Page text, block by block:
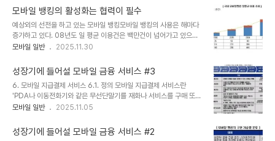
모바일 뱅킹의 활성화는 협력이 필수
예상외의 선전을 하고 있는 모바일 뱅킹모바일 뱅킹의 사용은 해마다
증가하고 있다. 08년도 일 평균 이용건은 백만건이 넘어가고 있으며,
09년 상반기에는 760억원 정도가 모바일 뱅킹을 이용하여 움직였
56% 증가하였으니, 조용히 성장하고 있는 서비스 중에 하나이다. 하
지만, IC기반이니, VM기반이니 하는 기술적 접근과 공인인증서 논란
등으로 사용자들은 혼란스러울 수 밖에 없다. 역으로 접근을 하자면,
기술적 표준화와 이통사와 은행간의 쓸데없는 헤게모니 싸움만 아니
라면 모바일 뱅킹은 훨씬 더 높은 고속성장을 했을건만 같아 아쉬움이
일 뱅킹 이야기가 나왔다. 은행권들이 스..
모바일 일반 2025.11.30
성장기에 들어설 모바일 금융 서비스 #3
6. 모바일 지급결제 서비스 6.1. 정의 모바일 지급결제 서비스란
'PDA나 이동전화기와 같은 무선단말기를 재화나 서비스를 구매 또는
이용하기 위해 수단으로 사용하는 것'이라 정의한다.(정지범 2003)
Commerce 시장과 E-Commerce 시장뿐만 아니라, 기존의 재래
시장인 Off-Line 시장 등 소비자가 재화나 서비스를 구매 ·이용할 수
모바일 일반 2025.11.05
성장기에 들어설 모바일 금융 서비스 #2